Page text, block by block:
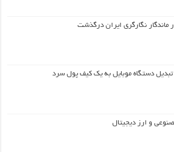
ماندگار نگارگری ایران درگذشت
دستگاه موبایل به یک کیف‌ پول سرد
و ارز دیجیتال